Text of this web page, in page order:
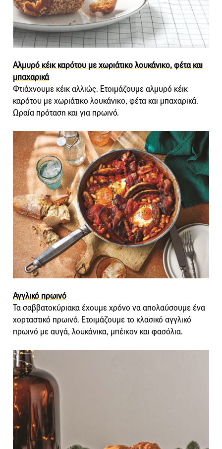
Αλμυρό κέικ καρότου με χωριάτικο λουκάνικο, φέτα και
μπαχαρικά
Φτιάχνουμε κέικ αλλιώς. Ετοιμάζουμε αλμυρό κέικ
καρότου με χωριάτικο λουκάνικο, φέτα και μπαχαρικά.
Ωραία πρόταση και για πρωινό.
Αγγλικό πρωινό
Τα σαββατοκύριακα έχουμε χρόνο να απολαύσουμε ένα
χορταστικό πρωινό. Ετοιμάζουμε το κλασικό αγγλικό
πρωινό με αυγά, λουκάνικα, μπέικον και φασόλια.